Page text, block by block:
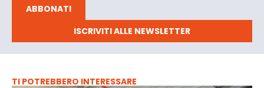
ABBONATI
ISCRIVITI ALLE NEWSLETTER
TI POTREBBERO INTERESSARE